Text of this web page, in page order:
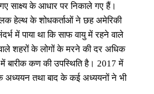
साक्ष्य के आधार पर निकाले गए हैं।
हेल्थ के शोधकर्ताओं ने छह अमेरिकी
में पाया था कि साफ वायु में रहने वाले
शहरों के लोगों के मरने की दर अधिक
बारीक कण की उपस्थिति है। 2017 में
अध्ययन तथा बाद के कई अध्ययनों ने भी